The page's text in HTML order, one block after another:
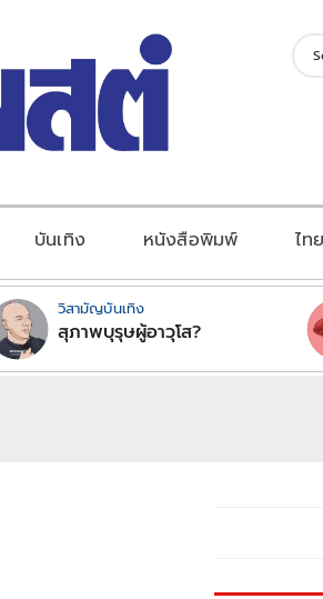
บันเทิง หนังสือพิมพ์ ไท
วิสามัญบันเทิง
สุภาพบุรุษผู้อาวุโส?